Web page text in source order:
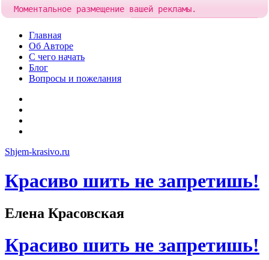
Skip
content
Главная
Об Авторе
С чего начать
Блог
Вопросы и пожелания
Shjem-krasivo.ru
Красиво шить не запретишь!
Елена Красовская
Красиво шить не запретишь!
Моментальное размещение вашей рекламы.